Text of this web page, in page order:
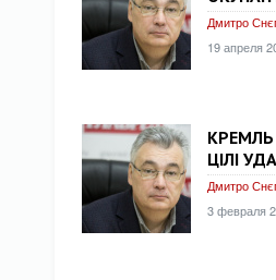
Дмитро
19 апреля
ЦІЛІ
Дмитро
3 февраля